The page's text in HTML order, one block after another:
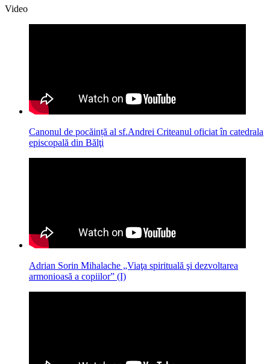
Video
Canonul de pocăință al sf.Andrei Criteanul oficiat în catedrala
episcopală din Bălţi
Adrian Sorin Mihalache „Viaţa spirituală şi dezvoltarea
armonioasă a copiilor” (I)